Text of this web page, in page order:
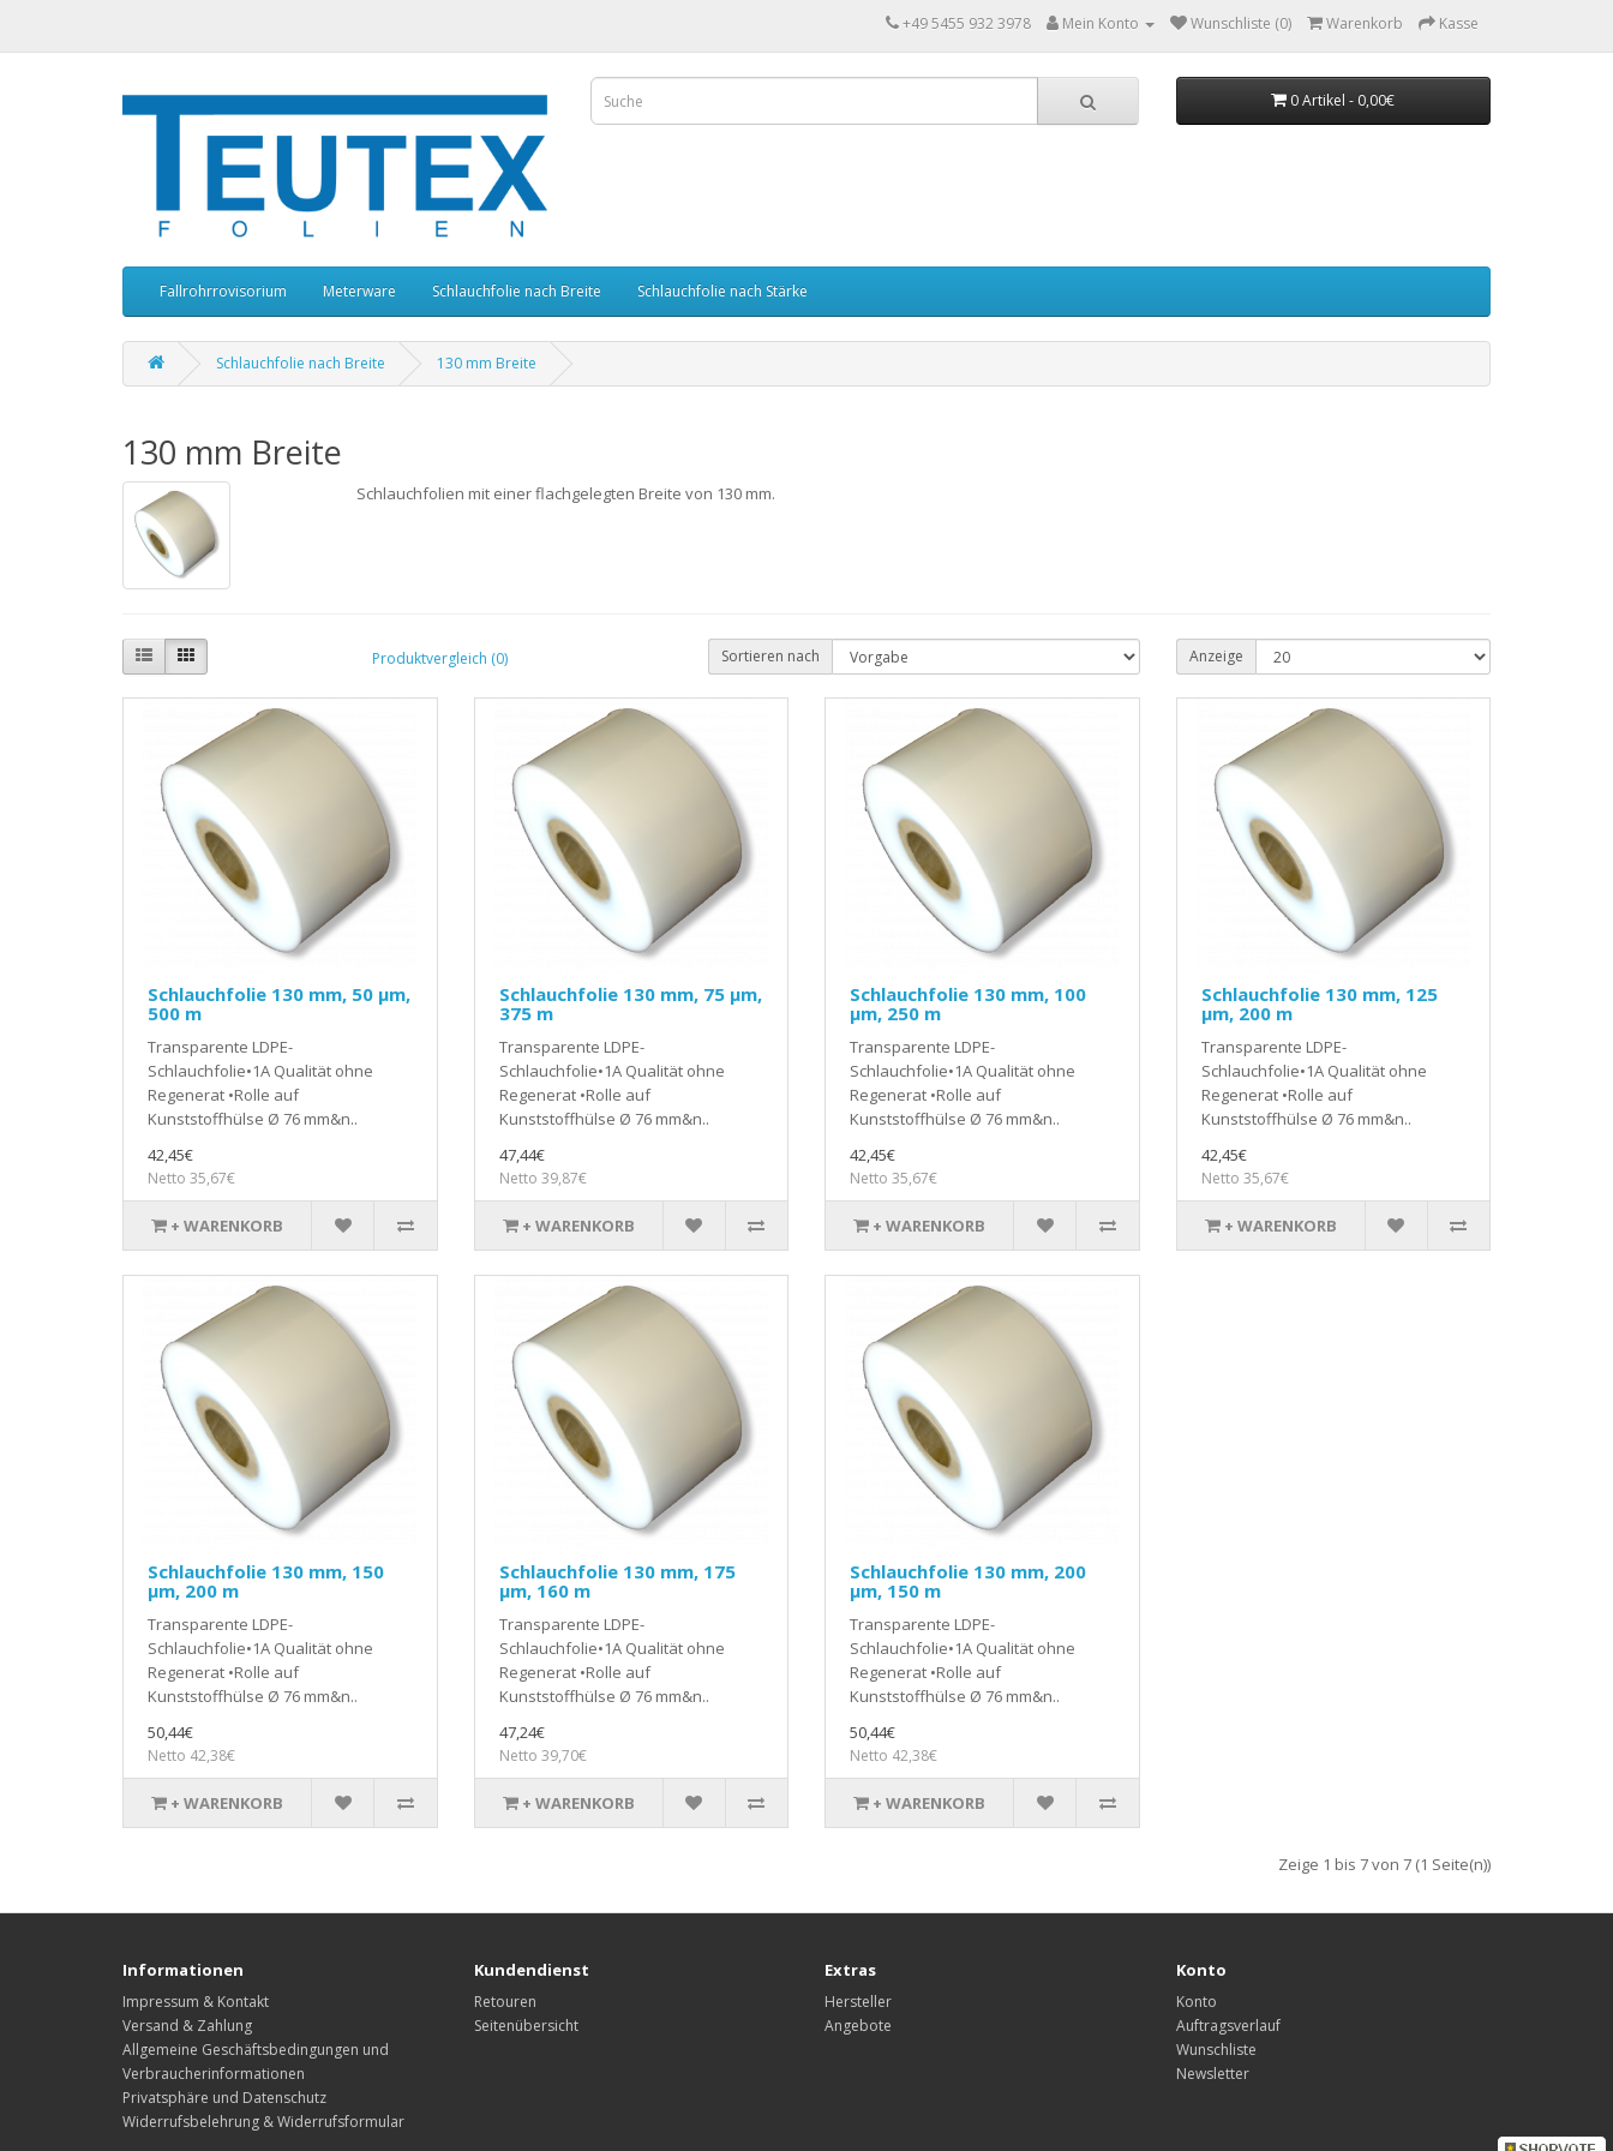
+49 5455 932 3978 Mein Konto Wunschliste (0) Warenkorb Kasse
0 Artikel - 0,00€
Fallrohrrovisorium Meterware Schlauchfolie nach Breite Schlauchfolie nach Stärke
Schlauchfolie nach Breite 130 mm Breite
130 mm Breite
Schlauchfolien mit einer flachgelegten Breite von 130 mm.
Produktvergleich (0) Sortieren nach Anzeige
Schlauchfolie 130 mm, 50 µm,
500 m
Transparente LDPE-
Schlauchfolie•1A Qualität ohne
Regenerat •Rolle auf
Kunststoffhülse Ø 76 mm&n..
42,45€
Netto 35,67€
+ WARENKORB
Schlauchfolie 130 mm, 75 µm,
375 m
Transparente LDPE-
Schlauchfolie•1A Qualität ohne
Regenerat •Rolle auf
Kunststoffhülse Ø 76 mm&n..
47,44€
Netto 39,87€
+ WARENKORB
Schlauchfolie 130 mm, 100
µm, 250 m
Transparente LDPE-
Schlauchfolie•1A Qualität ohne
Regenerat •Rolle auf
Kunststoffhülse Ø 76 mm&n..
42,45€
Netto 35,67€
+ WARENKORB
Schlauchfolie 130 mm, 125
µm, 200 m
Transparente LDPE-
Schlauchfolie•1A Qualität ohne
Regenerat •Rolle auf
Kunststoffhülse Ø 76 mm&n..
42,45€
Netto 35,67€
+ WARENKORB
Schlauchfolie 130 mm, 150
µm, 200 m
Transparente LDPE-
Schlauchfolie•1A Qualität ohne
Regenerat •Rolle auf
Kunststoffhülse Ø 76 mm&n..
50,44€
Netto 42,38€
+ WARENKORB
Schlauchfolie 130 mm, 175
µm, 160 m
Transparente LDPE-
Schlauchfolie•1A Qualität ohne
Regenerat •Rolle auf
Kunststoffhülse Ø 76 mm&n..
47,24€
Netto 39,70€
+ WARENKORB
Schlauchfolie 130 mm, 200
µm, 150 m
Transparente LDPE-
Schlauchfolie•1A Qualität ohne
Regenerat •Rolle auf
Kunststoffhülse Ø 76 mm&n..
50,44€
Netto 42,38€
+ WARENKORB
Zeige 1 bis 7 von 7 (1 Seite(n))
Informationen
Impressum & Kontakt
Versand & Zahlung
Allgemeine Geschäftsbedingungen und
Verbraucherinformationen
Privatsphäre und Datenschutz
Widerrufsbelehrung & Widerrufsformular
Kundendienst
Retouren
Seitenübersicht
Extras
Hersteller
Angebote
Konto
Konto
Auftragsverlauf
Wunschliste
Newsletter